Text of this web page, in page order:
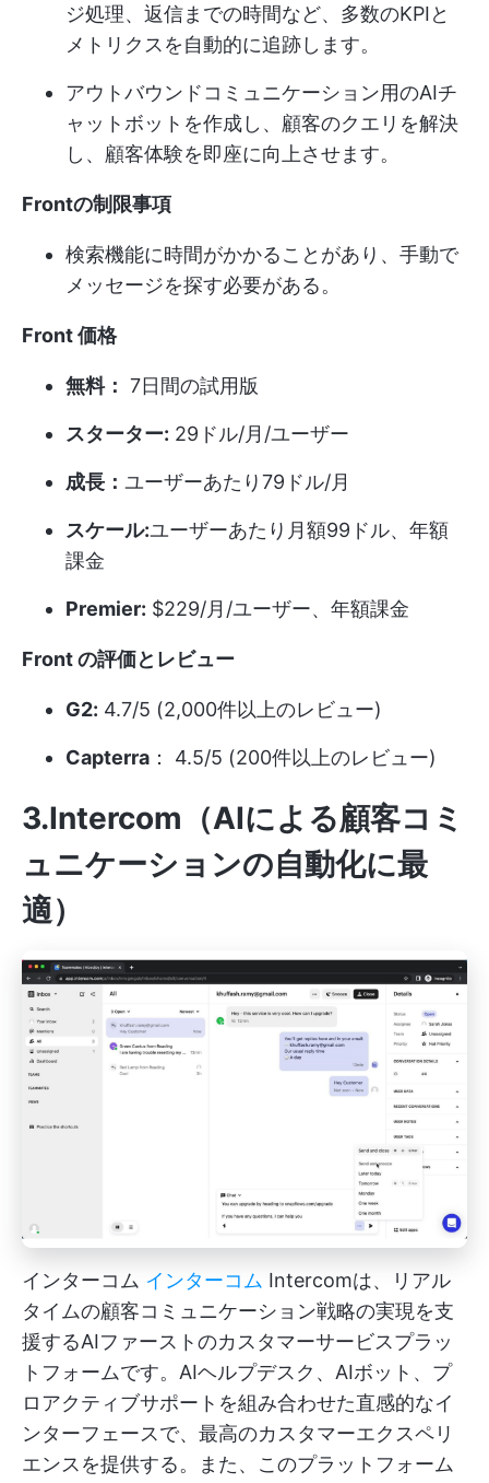
ジ処理、返信までの時間など、多数のKPIと
メトリクスを自動的に追跡します。
アウトバウンドコミュニケーション用のAIチ
ャットボットを作成し、顧客のクエリを解決
し、顧客体験を即座に向上させます。
Frontの制限事項
検索機能に時間がかかることがあり、手動で
メッセージを探す必要がある。
Front 価格
無料： 7日間の試用版
スターター: 29ドル/月/ユーザー
成長： ユーザーあたり79ドル/月
スケール:ユーザーあたり月額99ドル、年額
課金
Premier: $229/月/ユーザー、年額課金
Front の評価とレビュー
G2: 4.7/5 (2,000件以上のレビュー)
Capterra ： 4.5/5 (200件以上のレビュー)
3.Intercom（AIによる顧客コミ
ュニケーションの自動化に最
適）
インターコム インターコム Intercomは、リアル
タイムの顧客コミュニケーション戦略の実現を支
援するAIファーストのカスタマーサービスプラッ
トフォームです。AIヘルプデスク、AIボット、プ
ロアクティブサポートを組み合わせた直感的なイ
ンターフェースで、最高のカスタマーエクスペリ
エンスを提供する。また、このプラットフォーム